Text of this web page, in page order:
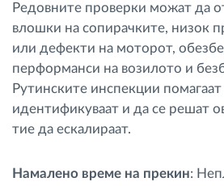
Редовните проверки можат да
влошки на сопирачките, низок
или дефекти на моторот,
перформанси на возилото и
Рутинските инспекции помагаат
идентификуваат и да се решат
тие да ескалираат.
Намалено време на прекин: